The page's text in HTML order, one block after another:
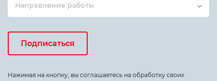
Направление работы
Подписаться
Нажимая на кнопку, вы соглашаетесь на обработку своих